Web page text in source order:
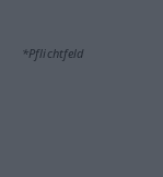
*Pflichtfeld